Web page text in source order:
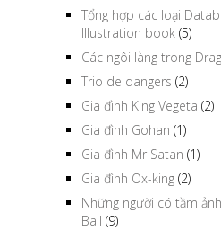
Tổng hợp các loại
Illustration book (5)
Các ngôi làng trong
Trio de dangers (2)
Gia đình King Vegeta (2)
Gia đình Gohan (1)
Gia đình Mr Satan (1)
Gia đình Ox-king (2)
Những người có tầm
Ball (9)